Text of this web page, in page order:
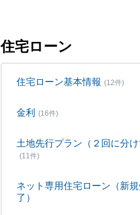
住宅ローン
住宅ローン基本情報 (12件)
金利 (16件)
土地先行プラン（２回に分け
(11件)
ネット専用住宅ローン（新
了）